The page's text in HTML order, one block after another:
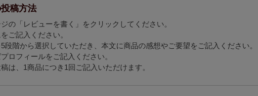
稿方法
の「レビューを書く」をクリックしてください。
ご記入ください。
段階から選択していただき、本文に商品の感想やご要望をご記入ください。
ロフィールをご記入ください。
は、1商品につき1回ご記入いただけます。